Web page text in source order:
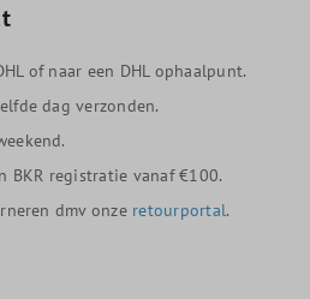
of naar een DHL ophaalpunt.
dag verzonden.
BKR registratie vanaf €100.
dmv onze retourportal.